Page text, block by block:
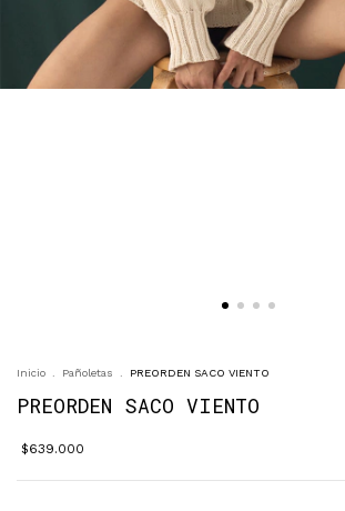
Inicio Pañoletas PREORDEN SACO VIENTO
PREORDEN SACO VIENTO
$639.000